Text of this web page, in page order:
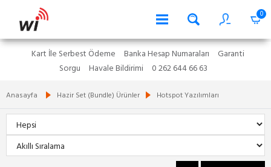
0
Kart İle Serbest Ödeme Banka Hesap Numaraları
Garanti
Sorgu
Havale Bildirimi 0 262 644 66 63
Anasayfa Hazir Set (Bundle) Ürünler Hotspot Yazılımları